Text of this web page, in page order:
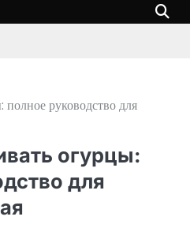
руководство для
огурцы:
для